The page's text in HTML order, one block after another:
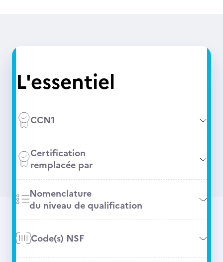
L'essentiel
CCN1
Certification
remplacée par
Nomenclature
du niveau de qualification
Code(s) NSF